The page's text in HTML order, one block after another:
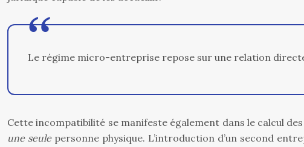
Le régime micro-entreprise repose sur une relation
Cette incompatibilité se manifeste également dans le calcul
une seule personne physique. L’introduction d’un second